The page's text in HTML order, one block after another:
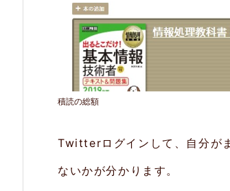
ン
グ
2.
3.
の
積読の総額
Twitterログインして、自分が
ないかが分かります。